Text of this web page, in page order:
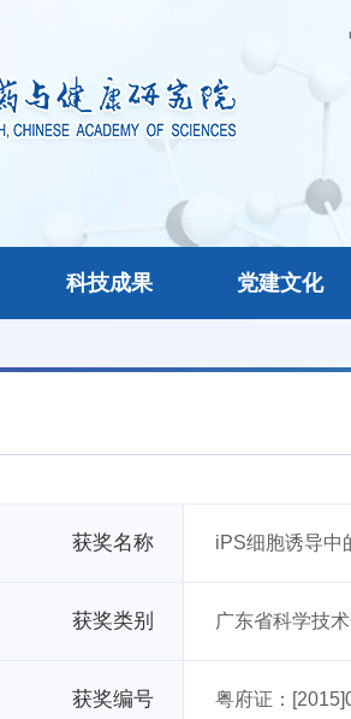
科技成果 党建文化
获奖名称 iPS细胞诱导中
获奖类别 广东省科学技
获奖编号 粤府证：